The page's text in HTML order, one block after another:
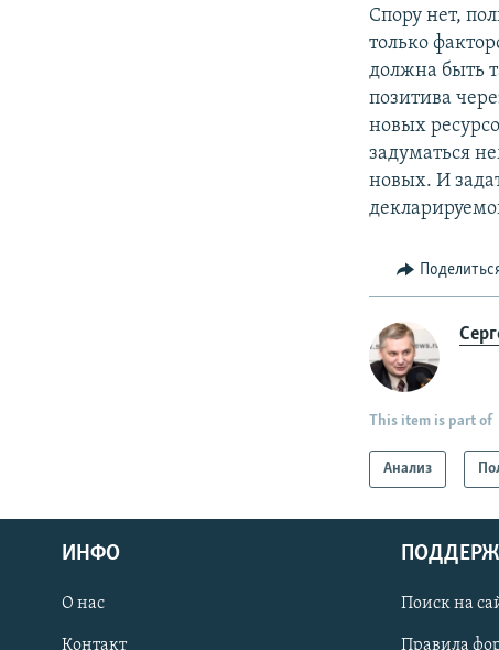
ПРИСОЕДИНЯЙТЕСЬ!
Спору нет,
только
должна быть
позитива
новых
задуматься
новых. И
This item is part of
Анализ
ИНФО
О нас
Контакт
Поиск на
Правила